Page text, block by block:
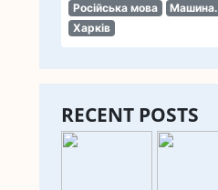
Російська мова
Машина.
Харків
RECENT POSTS